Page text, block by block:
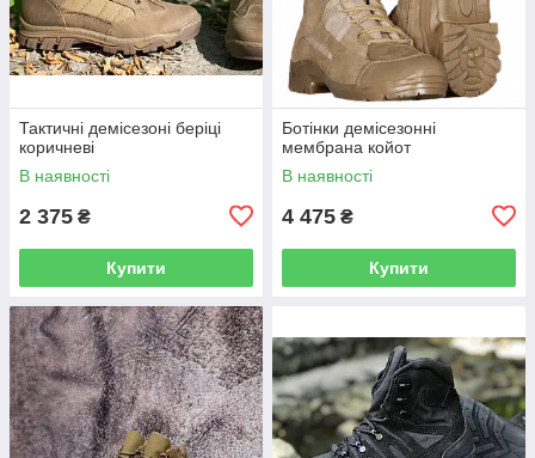
Тактичні демісезоні беріці
коричневі
В наявності
2 375 ₴
Купити
Ботінки демісезонні
мембрана койот
В наявності
4 475 ₴
Купити